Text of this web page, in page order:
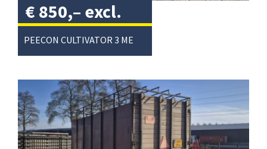
€ 850,– excl.
btw/